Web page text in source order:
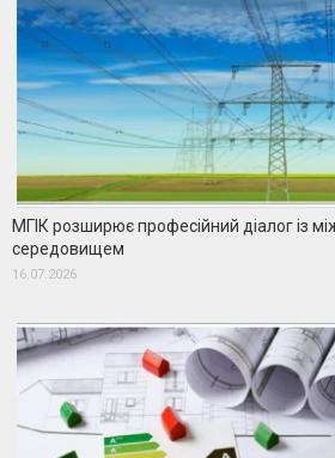
МГІК розширює професійний діалог із
середовищем
16.07.2026